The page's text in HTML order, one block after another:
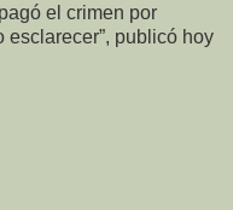
el crimen por
publicó hoy